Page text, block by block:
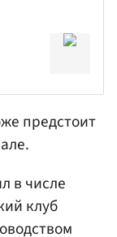
предстоит
в числе
клуб